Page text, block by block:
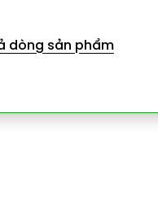
dòng sản phẩm